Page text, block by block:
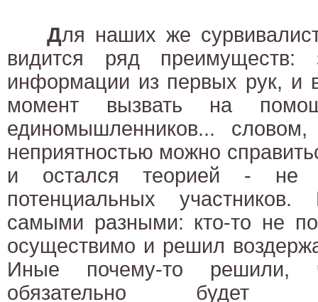
Для наших же
видится ряд преимуществ:
информации из первых рук, и
момент вызвать на
единомышленников...
неприятностью можно
и остался теорией - не
потенциальных
самыми разными: кто-то не
осуществимо и решил
Иные почему-то решили,
обязательно будет